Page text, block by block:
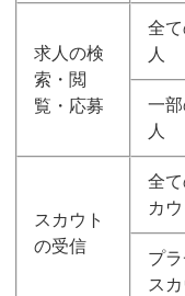
求人の検
索・閲
覧・応募
全
人
一
人
スカウト
の受信
全
カウ
プ
ス